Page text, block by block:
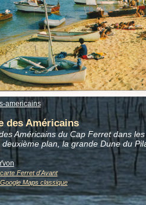
americains
des Américains
Américains du Cap Ferret dans
deuxième plan, la grande Dune du
Ferret d'Avant
Maps classique